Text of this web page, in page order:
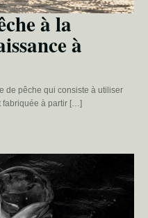
à la
à
de pêche qui consiste à utiliser
fabriquée à partir […]